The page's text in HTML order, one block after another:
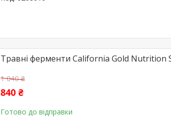
Травні ферменти California Gold Nutrition
1 040 ₴
840 ₴
Готово до відправки